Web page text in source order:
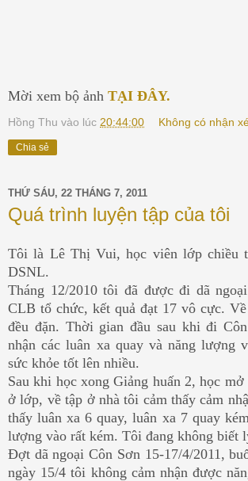
Mời xem bộ ảnh TẠI ĐÂY.
Hồng Thu vào lúc 20:44:00 Không có nhận
Chia sẻ
THỨ SÁU, 22 THÁNG 7, 2011
Quá trình luyện tập của tôi
Tôi là Lê Thị Vui, học viên lớp chiều
DSNL.
Tháng 12/2010 tôi đã được đi dã
CLB tổ chức, kết quả đạt 17 vô cực.
đều đặn. Thời gian đầu sau khi đi
nhận các luân xa quay và năng lượng
sức khỏe tốt lên nhiều.
Sau khi học xong Giảng huấn 2, học mở
ở lớp, về tập ở nhà tôi cảm thấy cảm
thấy luân xa 6 quay, luân xa 7 quay
lượng vào rất kém. Tôi đang không biết
Đợt dã ngoại Côn Sơn 15-17/4/2011,
ngày 15/4 tôi không cảm nhận được